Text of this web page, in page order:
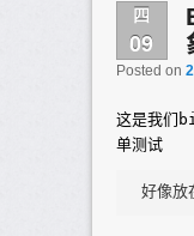
四
09
Posted on
这是我们
单测试
好像放